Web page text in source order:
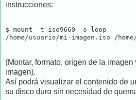
instrucciones:
$ mount -t iso9660 -o loop
/home/usuario/mi-imagen.iso /
(Montar, formato, origen de la imagen
imagen).
Así podrá visualizar el contenido de
su disco duro sin necesidad de